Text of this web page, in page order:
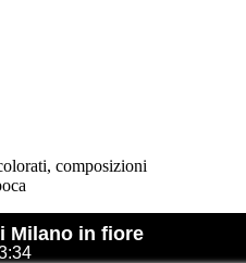
composizioni
Milano in fiore